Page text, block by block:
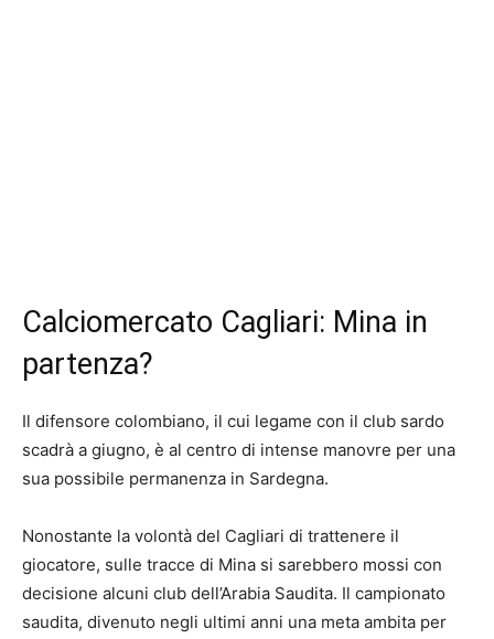
Calciomercato Cagliari: Mina in
partenza?
Il difensore colombiano, il cui legame con il club sardo
scadrà a giugno, è al centro di intense manovre per una
sua possibile permanenza in Sardegna.
Nonostante la volontà del Cagliari di trattenere il
giocatore, sulle tracce di Mina si sarebbero mossi con
decisione alcuni club dell’Arabia Saudita. Il campionato
saudita, divenuto negli ultimi anni una meta ambita per